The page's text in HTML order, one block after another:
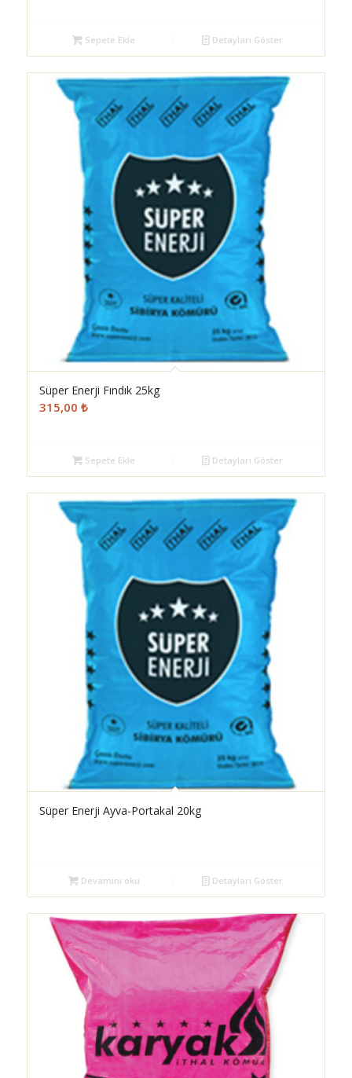
Sepete Ekle Detayları Göster
Süper Enerji Fındık 25kg
315,00 ₺
Sepete Ekle Detayları Göster
Süper Enerji Ayva-Portakal 20kg
Devamını oku Detayları Göster